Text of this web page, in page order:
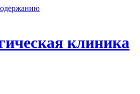
клиника